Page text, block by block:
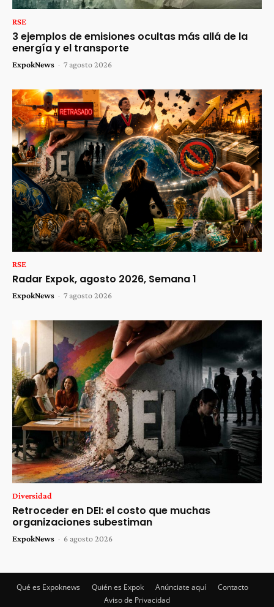
RSE
3 ejemplos de emisiones ocultas más allá de la
energía y el transporte
ExpokNews - 7 agosto 2026
RSE
Radar Expok, agosto 2026, Semana 1
ExpokNews - 7 agosto 2026
Diversidad
Retroceder en DEI: el costo que muchas
organizaciones subestiman
ExpokNews - 6 agosto 2026
Qué es Expoknews Quién es Expok Anúnciate aquí
Contacto
Aviso de Privacidad